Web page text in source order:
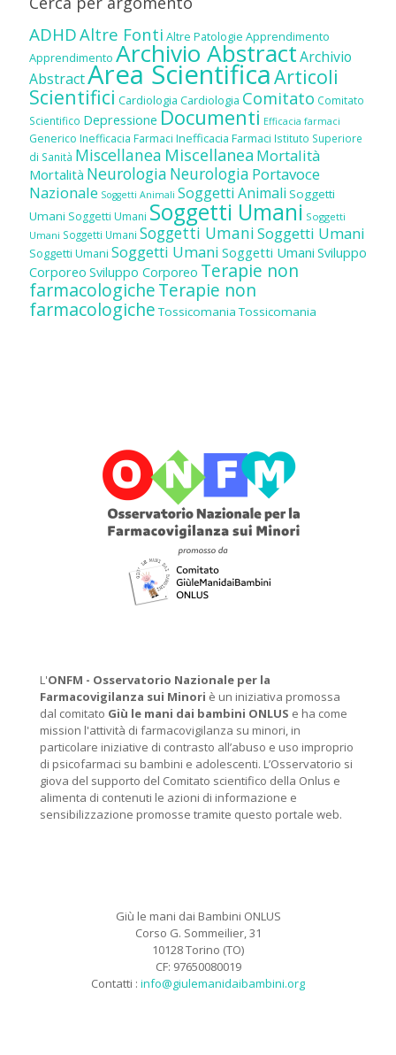
ADHDAltre Fonti Altre Patologie Apprendimento
Apprendimento Archivio AbstractArchivio
AbstractArea ScientificaArticoli
Scientifici Cardiologia Cardiologia Comitato Comitato
Scientifico Depressione Documenti Efficacia farmaci
Generico Inefficacia Farmaci Inefficacia Farmaci Istituto Superiore
di Sanità Miscellanea Miscellanea Mortalità
Mortalità Neurologia Neurologia Portavoce
Nazionale Soggetti Animali Soggetti Animali Soggetti
Umani Soggetti Umani Soggetti Umani Soggetti
Umani Soggetti Umani Soggetti UmaniSoggetti Umani
Soggetti Umani Soggetti Umani Soggetti Umani Sviluppo
Corporeo Sviluppo Corporeo Terapie non
farmacologicheTerapie non
farmacologiche Tossicomania Tossicomania
L'ONFM - Osservatorio Nazionale per la
Farmacovigilanza sui Minori è un iniziativa promossa
dal comitato Giù le mani dai bambini ONLUS e ha come
mission l'attività di farmacovigilanza su minori, in
particolare iniziative di contrasto all’abuso e uso improprio
di psicofarmaci su bambini e adolescenti. L’Osservatorio si
giova del supporto del Comitato scientifico della Onlus e
alimenta di contenuti le azioni di informazione e
sensibilizzazione promosse tramite questo portale web.
Giù le mani dai Bambini ONLUS
Corso G. Sommeilier, 31
10128 Torino (TO)
CF: 97650080019
Contatti : info@giulemanidaibambini.org